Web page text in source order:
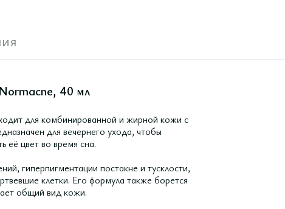
40 мл
для комбинированной и жирной кожи с
для вечернего ухода, чтобы
её цвет во время сна.
гиперпигментации постакне и тусклости,
клетки. Его формула также борется
общий вид кожи.